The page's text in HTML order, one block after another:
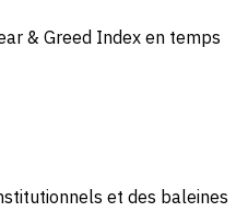
& Greed Index en temps
et des baleines